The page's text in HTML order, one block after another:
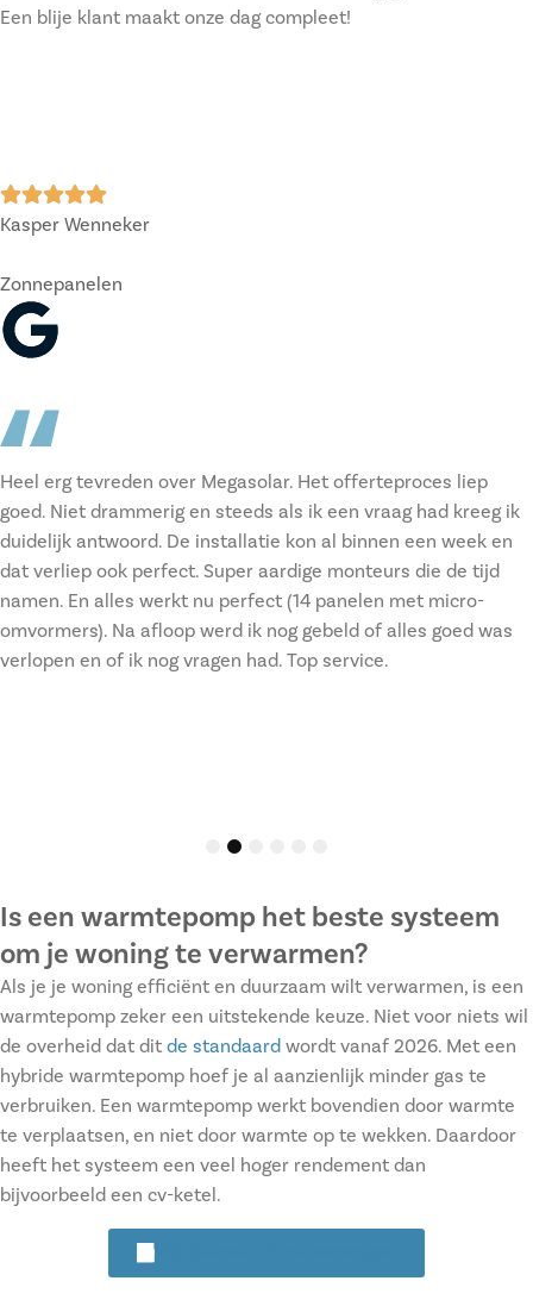
Een blije klant maakt onze dag compleet!
Kasper Wenneker
Zonnepanelen
Heel erg tevreden over Megasolar. Het offerteproces liep
goed. Niet drammerig en steeds als ik een vraag had kreeg ik
duidelijk antwoord. De installatie kon al binnen een week en
dat verliep ook perfect. Super aardige monteurs die de tijd
namen. En alles werkt nu perfect (14 panelen met micro-
omvormers). Na afloop werd ik nog gebeld of alles goed was
verlopen en of ik nog vragen had. Top service.
5
Is een warmtepomp het beste systeem
om je woning te verwarmen?
Als je je woning efficiënt en duurzaam wilt verwarmen, is een
warmtepomp zeker een uitstekende keuze. Niet voor niets wil
de overheid dat dit de standaard wordt vanaf 2026. Met een
hybride warmtepomp hoef je al aanzienlijk minder gas te
verbruiken. Een warmtepomp werkt bovendien door warmte
te verplaatsen, en niet door warmte op te wekken. Daardoor
heeft het systeem een veel hoger rendement dan
bijvoorbeeld een cv-ketel.